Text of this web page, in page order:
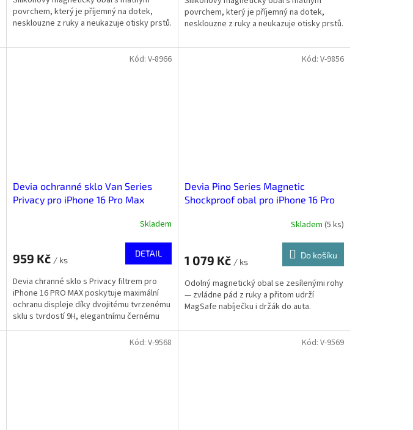
povrchem, který je příjemný na dotek,
nesklouzne z ruky a neukazuje otisky prstů.
povrchem, který je příjemný na dotek,
nesklouzne z ruky a neukazuje otisky prstů.
Devia ochranné sklo Van Series
Privacy pro iPhone 16 Pro Max
Skladem
959 Kč / ks
DETAIL
Devia chranné sklo s Privacy filtrem pro
iPhone 16 PRO MAX poskytuje maximální
ochranu displeje díky dvojitému tvrzenému
sklu s tvrdostí 9H, elegantnímu černému
rámečku a...
Kód: V-8966
Devia Pino Series Magnetic
Shockproof obal pro iPhone 16 Pro
Skladem (5 ks)
1 079 Kč / ks
Do košíku
Odolný magnetický obal se zesílenými rohy
— zvládne pád z ruky a přitom udrží
MagSafe nabíječku i držák do auta.
Kód: V-9856
Kód: V-9568 Kód: V-9569